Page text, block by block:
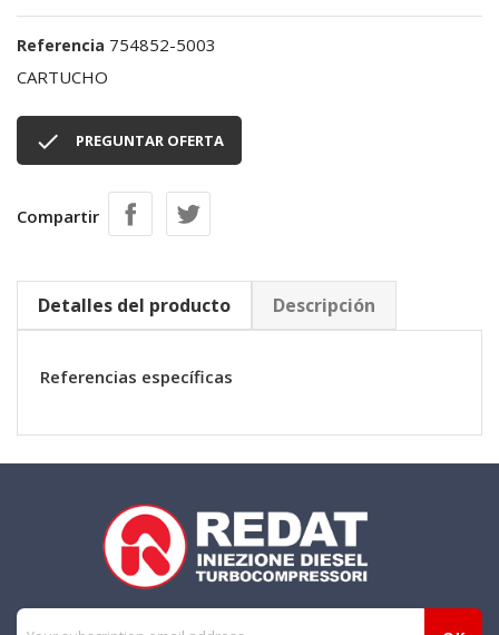
Referencia 754852-5003
CARTUCHO
 PREGUNTAR OFERTA
Compartir
Detalles del producto Descripción
Referencias específicas